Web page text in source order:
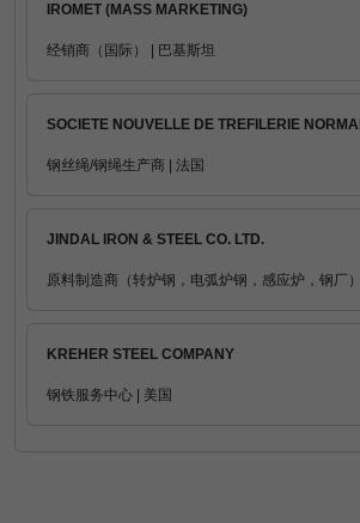
IROMET (MASS MARKETING)
经销商（国际） | 巴基斯坦
SOCIETE NOUVELLE DE TREFILERIE
钢丝绳/钢绳生产商 | 法国
JINDAL IRON & STEEL CO. LTD.
原料制造商（转炉钢，电弧炉钢，感应炉，钢厂
KREHER STEEL COMPANY
钢铁服务中心 | 美国